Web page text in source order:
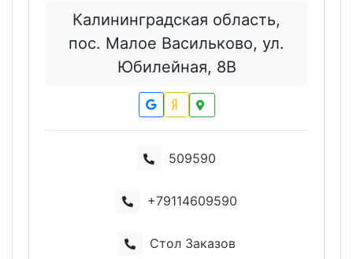
Калининградская область,
пос. Малое Васильково, ул.
Юбилейная, 8В
509590
+79114609590
Стол Заказов